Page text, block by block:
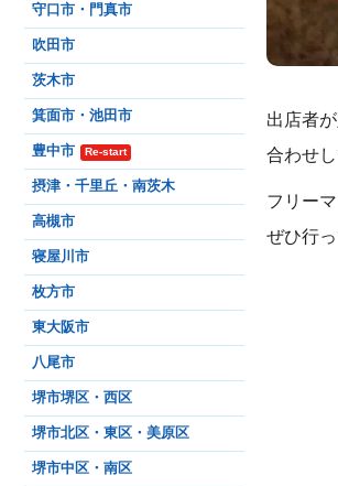
出店者
合わせ
フリー
ぜひ行
守口市・門真市
吹田市
茨木市
箕面市・池田市
豊中市 Re-start
摂津・千里丘・南茨木
高槻市
寝屋川市
枚方市
東大阪市
八尾市
堺市堺区・西区
堺市北区・東区・美原区
堺市中区・南区